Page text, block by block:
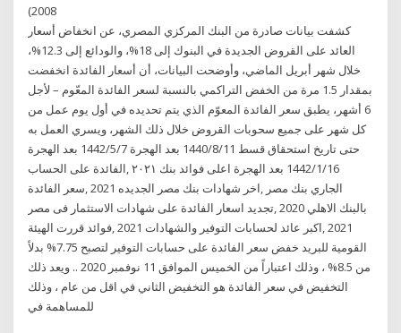
2008)
كشفت بيانات صادرة من البنك المركزي المصري، عن انخفاض أسعار
العائد على القروض الجديدة في البنوك إلى 18%، والودائع إلى 12.3%،
خلال شهر أبريل الماضي، وأوضحت البيانات، أن أسعار الفائدة انخفضت
بمقدار 1.5 مرة من الخفض التراكمي بالنسبة لسعر الفائدة المعّوم – لأجل
6 أشهر، يطبق سعر الفائدة المعوّم الذي يتم تحديده في أول يوم عمل من
كل شهر على جميع سحوبات القروض خلال ذلك الشهر، ويسري العمل به
حتى تاريخ استحقاق قسط 11‏‏/8‏‏/1440 بعد الهجرة 7‏‏/5‏‏/1442 بعد الهجرة
16‏‏/1‏‏/1442 بعد الهجرة اعلى فوائد بنك ٢٠٢١ ,الفائدة على الحساب
الجاري بنك مصر ,اخر شهادات بنك مصر الجديده 2021 ,سعر الفائدة
بالبنك الاهلي 2020 ,تجديد اسعار الفائدة على شهادات الاستثمار فى مصر
2021 ,اكبر عائد لحسابات التوفير والشهادات 2021 ,فوائد قررت الهيئة
القومية للبريد خفض سعر الفائدة على حسابات التوفير لتصبح 7.75% بدلاً
من 8.5% ، وذلك اعتباراً من الخميس الموافق 11 نوفمبر 2020 .. ويعد ذلك
التخفيض في سعر الفائدة هو التخفيض الثاني في اقل من عام ، وذلك
للمساهمة في